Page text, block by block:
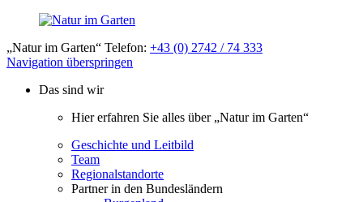
„Natur im Garten“ Telefon: +43 (0) 2742 / 74 333
Navigation überspringen
Das sind wir
Hier erfahren Sie alles über „Natur im Garten“
Geschichte und Leitbild
Team
Regionalstandorte
Partner in den Bundesländern